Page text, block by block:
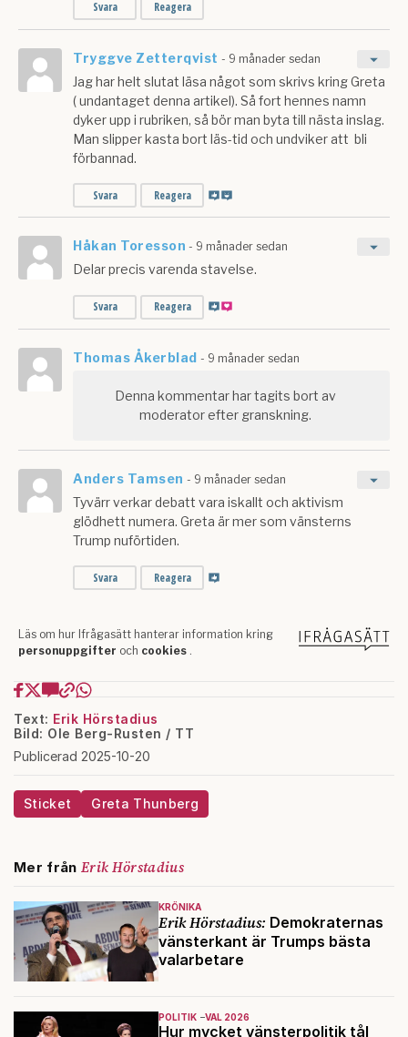
Text: Erik Hörstadius
Bild: Ole Berg-Rusten / TT
Publicerad 2025-10-20
Sticket Greta Thunberg
Mer från Erik Hörstadius
KRÖNIKA
Erik Hörstadius: Demokraternas
vänsterkant är Trumps bästa
valarbetare
POLITIK VAL 2026
Hur mycket vänsterpolitik tål